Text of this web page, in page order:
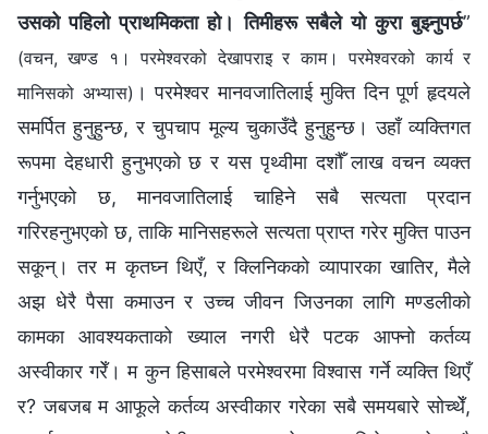
उसको पहिलो प्राथमिकता हो। तिमीहरू सबैले यो कुरा बुझ्‍नुपर्छ”
(वचन, खण्ड १। परमेश्‍वरको देखापराइ र काम। परमेश्‍वरको कार्य र
मानिसको अभ्यास) । परमेश्‍वर मानवजातिलाई मुक्ति दिन पूर्ण हृदयले
समर्पित हुनुहुन्छ, र चुपचाप मूल्य चुकाउँदै हुनुहुन्छ। उहाँ व्यक्तिगत
रूपमा देहधारी हुनुभएको छ र यस पृथ्वीमा दशौँ लाख वचन व्यक्त
गर्नुभएको छ, मानवजातिलाई चाहिने सबै सत्यता प्रदान
गरिरहनुभएको छ, ताकि मानिसहरूले सत्यता प्राप्त गरेर मुक्ति पाउन
सकून्। तर म कृतघ्न थिएँ, र क्लिनिकको व्यापारका खातिर, मैले
अझ धेरै पैसा कमाउन र उच्च जीवन जिउनका लागि मण्डलीको
कामका आवश्यकताको ख्याल नगरी धेरै पटक आफ्नो कर्तव्य
अस्वीकार गरेँ। म कुन हिसाबले परमेश्‍वरमा विश्वास गर्ने व्यक्ति थिएँ
र? जबजब म आफूले कर्तव्य अस्वीकार गरेका सबै समयबारे सोच्थेँ,